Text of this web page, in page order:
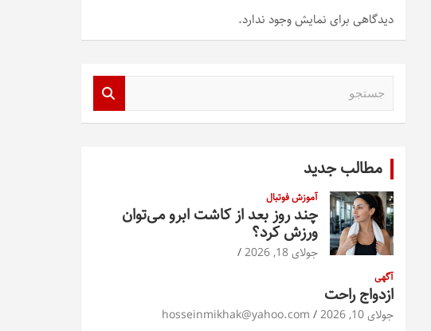
دیدگاهی برای نمایش وجود ندارد.
مطالب جدید
آموزش فوتبال
چند روز بعد از کاشت ابرو می‌توان
ورزش کرد؟
جولای 18, 2026
آگهی
ازدواج راحت
جولای 10, 2026 hosseinmikhak@yahoo.com